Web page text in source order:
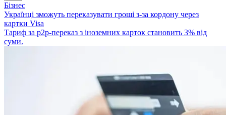
Бізнес
Українці зможуть переказувати гроші з-за кордону через
картки Visa
Тариф за р2р-переказ з іноземних карток становить 3% від
суми.